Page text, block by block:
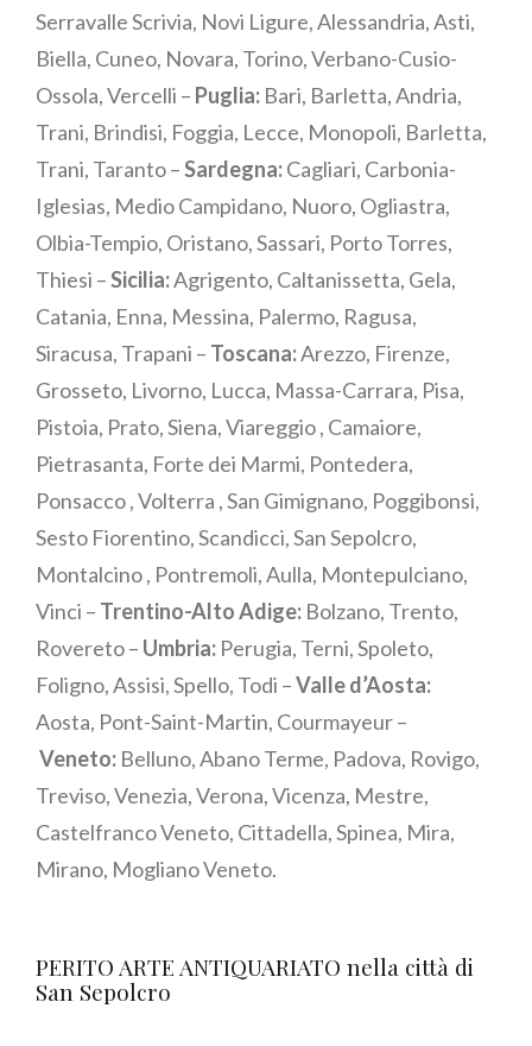
Serravalle Scrivia, Novi Ligure, Alessandria, Asti,
Biella, Cuneo, Novara, Torino, Verbano-Cusio-
Ossola, Vercelli – Puglia: Bari, Barletta, Andria,
Trani, Brindisi, Foggia, Lecce, Monopoli, Barletta,
Trani, Taranto –Sardegna:Cagliari, Carbonia-
Iglesias, Medio Campidano, Nuoro, Ogliastra,
Olbia-Tempio, Oristano, Sassari, Porto Torres,
Thiesi –Sicilia:Agrigento, Caltanissetta, Gela,
Catania, Enna, Messina, Palermo, Ragusa,
Siracusa, Trapani – Toscana:Arezzo, Firenze,
Grosseto, Livorno, Lucca, Massa-Carrara, Pisa,
Pistoia, Prato, Siena, Viareggio , Camaiore,
Pietrasanta, Forte dei Marmi, Pontedera,
Ponsacco , Volterra , San Gimignano, Poggibonsi,
Sesto Fiorentino, Scandicci, San Sepolcro,
Montalcino , Pontremoli, Aulla, Montepulciano,
Vinci – Trentino-Alto Adige: Bolzano, Trento,
Rovereto – Umbria: Perugia, Terni, Spoleto,
Foligno, Assisi, Spello, Todi –Valle d’Aosta:
Aosta, Pont-Saint-Martin, Courmayeur –
Veneto: Belluno, Abano Terme, Padova, Rovigo,
Treviso, Venezia, Verona, Vicenza, Mestre,
Castelfranco Veneto, Cittadella, Spinea, Mira,
Mirano, Mogliano Veneto.
PERITO ARTE ANTIQUARIATO nella città di
San Sepolcro